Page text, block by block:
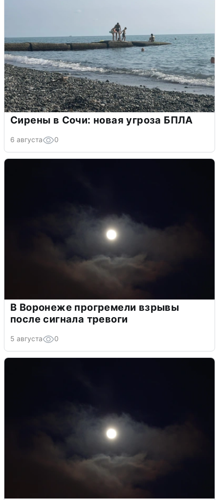
Сирены в Сочи: новая угроза БПЛА
6 августа 0
В Воронеже прогремели взрывы
после сигнала тревоги
5 августа 0